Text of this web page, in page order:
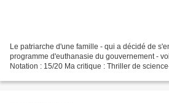
Le patriarche d'une famille - qui a décidé de
programme d'euthanasie du gouvernement -
Notation : 15/20 Ma critique : Thriller de